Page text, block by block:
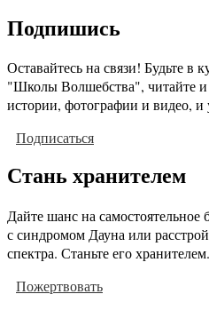
Подпишись
Оставайтесь на связи! Будьте в
"Школы Волшебства", читайте
истории, фотографии и видео, и
Подписаться
Стань хранителем
Дайте шанс на
с синдромом Дауна или
спектра. Станьте его хранителем.
Пожертвовать